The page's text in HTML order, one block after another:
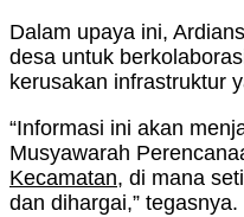
Dalam upaya ini,
desa untuk
kerusakan infrastruktur
“Informasi ini akan
Musyawarah
Kecamatan, di mana
dan dihargai,” tegasnya.